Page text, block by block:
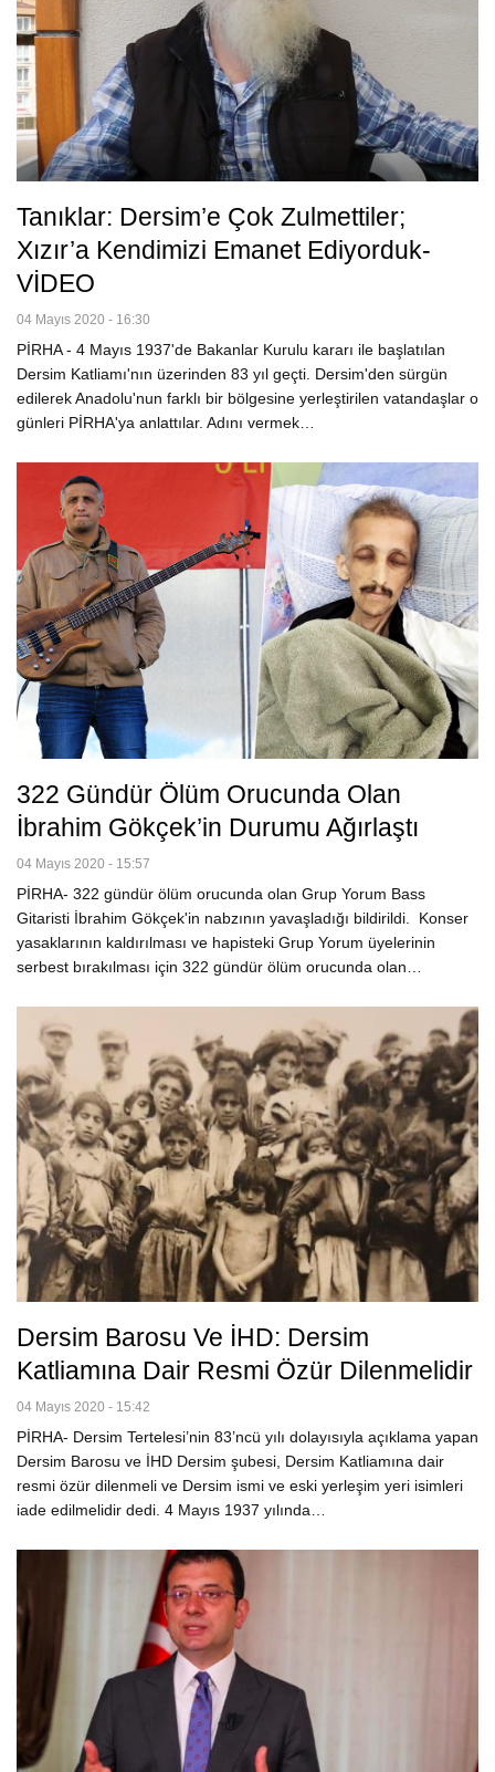
Tanıklar: Dersim’e Çok Zulmettiler;
Xızır’a Kendimizi Emanet Ediyorduk-
VİDEO
04 Mayıs 2020 - 16:30
PİRHA - 4 Mayıs 1937'de Bakanlar Kurulu kararı ile başlatılan
Dersim Katliamı'nın üzerinden 83 yıl geçti. Dersim'den sürgün
edilerek Anadolu'nun farklı bir bölgesine yerleştirilen vatandaşlar o
günleri PİRHA'ya anlattılar. Adını vermek…
322 Gündür Ölüm Orucunda Olan
İbrahim Gökçek’in Durumu Ağırlaştı
04 Mayıs 2020 - 15:57
PİRHA- 322 gündür ölüm orucunda olan Grup Yorum Bass
Gitaristi İbrahim Gökçek'in nabzının yavaşladığı bildirildi. Konser
yasaklarının kaldırılması ve hapisteki Grup Yorum üyelerinin
serbest bırakılması için 322 gündür ölüm orucunda olan…
Dersim Barosu Ve İHD: Dersim
Katliamına Dair Resmi Özür Dilenmelidir
04 Mayıs 2020 - 15:42
PİRHA- Dersim Tertelesi’nin 83’ncü yılı dolayısıyla açıklama yapan
Dersim Barosu ve İHD Dersim şubesi, Dersim Katliamına dair
resmi özür dilenmeli ve Dersim ismi ve eski yerleşim yeri isimleri
iade edilmelidir dedi. 4 Mayıs 1937 yılında…